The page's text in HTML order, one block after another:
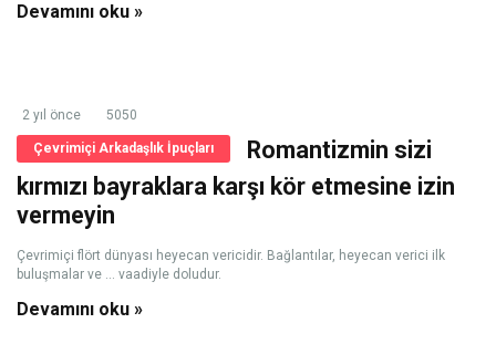
Devamını oku »
2 yıl önce 5050
Çevrimiçi Arkadaşlık İpuçları
Romantizmin sizi
kırmızı bayraklara karşı kör etmesine izin
vermeyin
Çevrimiçi flört dünyası heyecan vericidir. Bağlantılar, heyecan verici ilk
buluşmalar ve ... vaadiyle doludur.
Devamını oku »